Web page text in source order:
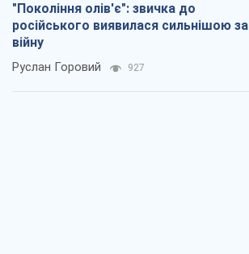
"Покоління олів'є": звичка до
російського виявилася сильнішою за
війну
Руслан Горовий 927